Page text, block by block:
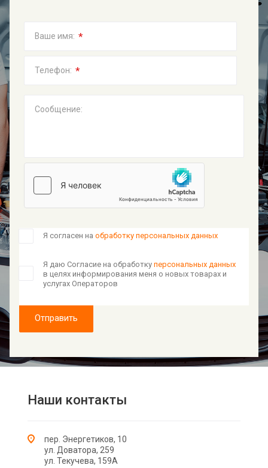
Ваше имя: *
Телефон: *
Сообщение:
Я согласен на обработку персональных данных
Я даю Согласие на обработку персональных данных
в целях информирования меня о новых товарах и
услугах Операторов
Отправить
Наши контакты
пер. Энергетиков, 10
ул. Доватора, 259
ул. Текучева, 159А